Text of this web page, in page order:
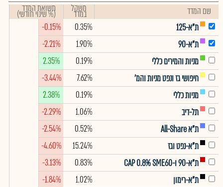
שם המדד משקל
במדד תשואת המדד
(% שינוי חודשי)
ת"א-125
0.35%
-0.15%
ת"א-90
1.90%
-2.21%
מניות והמירים כללי
0.19%
2.35%
חיפושי גז ונפט מניות והמ'
7.62%
-3.44%
מניות כללי
0.19%
2.38%
תל-דיב
1.06%
-2.29%
ת"א All-Share
0.52%
-2.54%
ת"א-נפט וגז
15.24%
-4.60%
ת"א-90 ו-CAP 0.8% SME60
0.83%
-3.13%
ת"א-רימון
1.02%
-1.84%